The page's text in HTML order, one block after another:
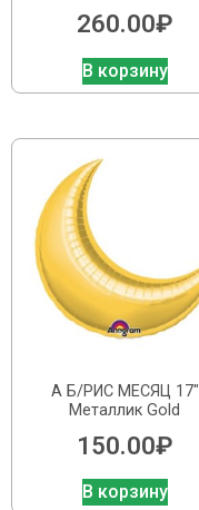
260.00₽
В корзину
А Б/РИС МЕСЯЦ 17″
Металлик Gold
150.00₽
В корзину